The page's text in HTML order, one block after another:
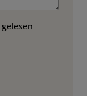
gelesen